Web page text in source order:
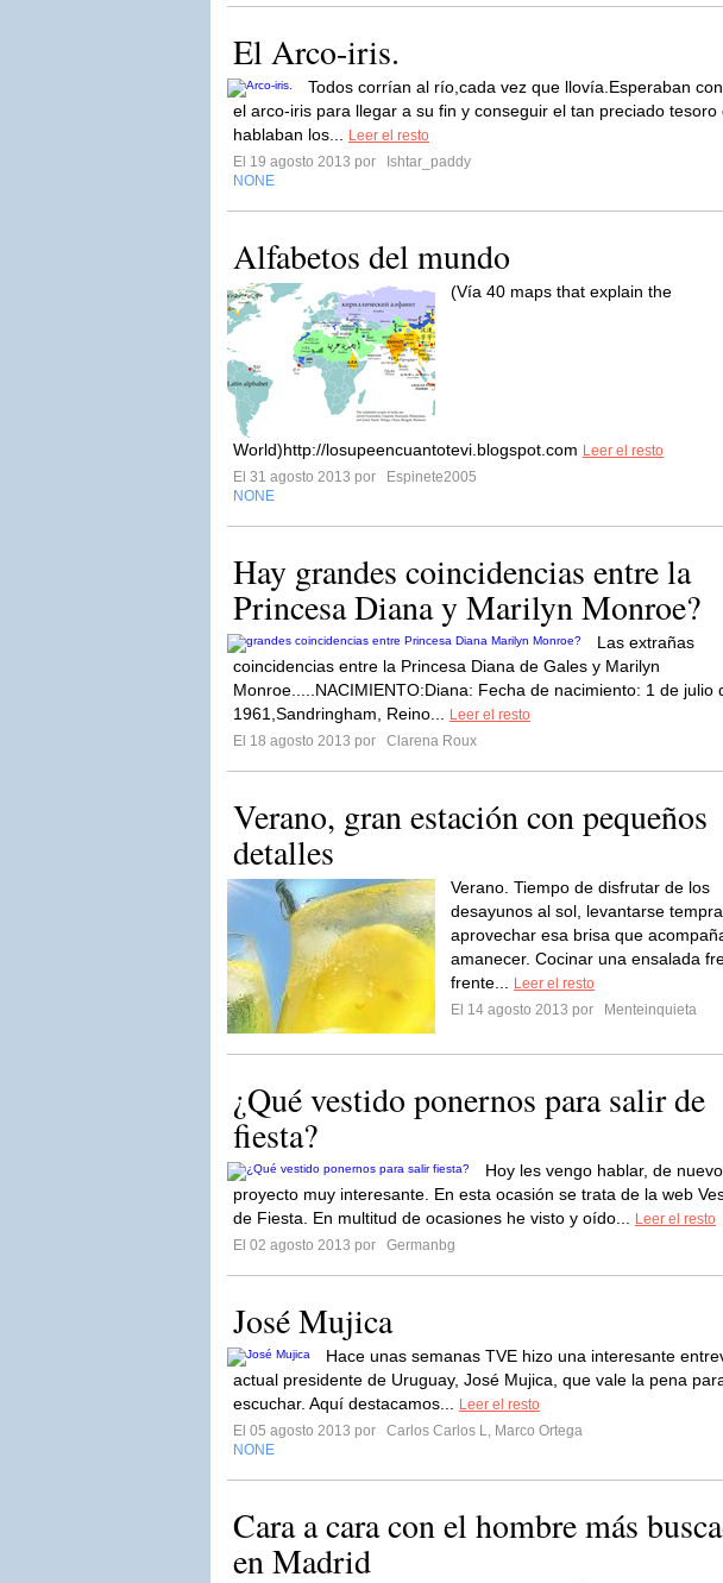
El Arco-iris.
Todos corrían al río,cada vez que llovía.Esperaban
el arco-iris para llegar a su fin y conseguir el tan preciado tesoro
hablaban los...
Leer el resto
El 19 agosto 2013 por
Ishtar_paddy
NONE
Alfabetos del mundo
(Vía 40 maps that explain the
World)http://losupeencuantotevi.blogspot.com Leer el resto
El 31 agosto 2013 por
Espinete2005
NONE
Hay grandes coincidencias entre la
Princesa Diana y Marilyn Monroe?
Las extrañas
coincidencias entre la Princesa Diana de Gales y Marilyn
Monroe.....NACIMIENTO:Diana: Fecha de nacimiento: 1 de julio
1961,Sandringham, Reino...
Leer el resto
El 18 agosto 2013 por
Clarena Roux
Verano, gran estación con pequeños
detalles
Verano. Tiempo de disfrutar de los
desayunos al sol, levantarse
aprovechar esa brisa que
amanecer. Cocinar una ensalada
frente...
Leer el resto
El 14 agosto 2013 por
Menteinquieta
¿Qué vestido ponernos para salir de
fiesta?
Hoy les vengo hablar, de
proyecto muy interesante. En esta ocasión se trata de la web
de Fiesta. En multitud de ocasiones he visto y oído...
Leer el resto
El 02 agosto 2013 por
Germanbg
José Mujica
Hace unas semanas TVE hizo una interesante
actual presidente de Uruguay, José Mujica, que vale la pena
escuchar. Aquí destacamos...
Leer el resto
El 05 agosto 2013 por
Carlos Carlos L, Marco Ortega
NONE
Cara a cara con el hombre más
en Madrid